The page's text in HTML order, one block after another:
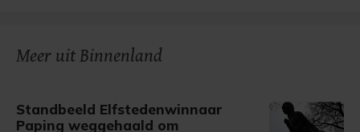
Meer uit Binnenland
Standbeeld Elfstedenwinnaar
Paping weggehaald om